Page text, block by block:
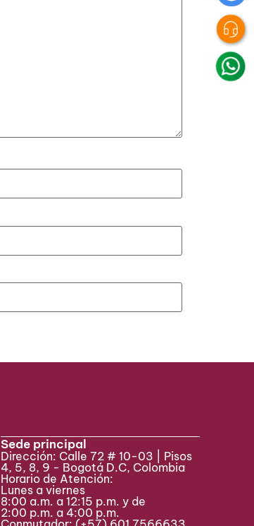
Sede principal
Dirección: Calle 72 # 10-03 | Pisos
4, 5, 8, 9 - Bogotá D.C, Colombia
Horario de Atención:
Lunes a viernes
8:00 a.m. a 12:15 p.m. y de
2:00 p.m. a 4:00 p.m.